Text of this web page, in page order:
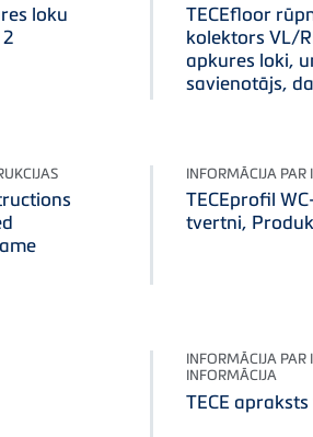
loku
TECEfloor
kolektors VL/
apkures loki,
savienotājs,
INFORMĀCIJA PAR
TECEprofil
tvertni,
INFORMĀCIJA
INFORMĀCIJA
TECE